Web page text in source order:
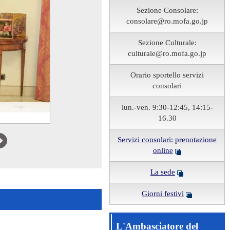
Next
Sezione Consolare:
consolare@ro.mofa.go.jp
Sezione Culturale:
culturale@ro.mofa.go.jp
Orario sportello servizi
consolari
lun.-ven. 9:30-12:45, 14:15-
16.30
Servizi consolari: prenotazione
online
La sede
Giorni festivi
L'Ambasciatore del